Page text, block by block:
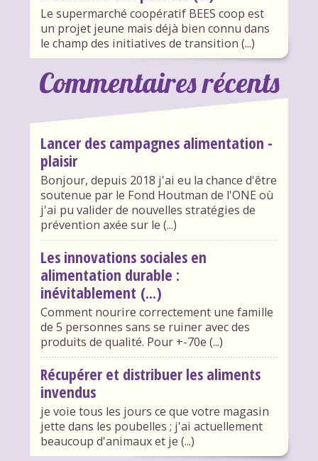
Le supermarché coopératif BEES coop est
un projet jeune mais déjà bien connu dans
le champ des initiatives de transition (...)
Commentaires récents
Lancer des campagnes alimentation -
plaisir
Bonjour, depuis 2018 j'ai eu la chance d'être
soutenue par le Fond Houtman de l'ONE où
j'ai pu valider de nouvelles stratégies de
prévention axée sur le (...)
Les innovations sociales en
alimentation durable :
inévitablement (...)
Comment nourire correctement une famille
de 5 personnes sans se ruiner avec des
produits de qualité. Pour +-70e (...)
Récupérer et distribuer les aliments
invendus
je voie tous les jours ce que votre magasin
jette dans les poubelles ; j'ai actuellement
beaucoup d'animaux et je (...)